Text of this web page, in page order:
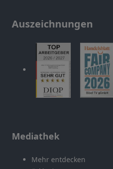
Auszeichnungen
Mediathek
Mehr entdecken